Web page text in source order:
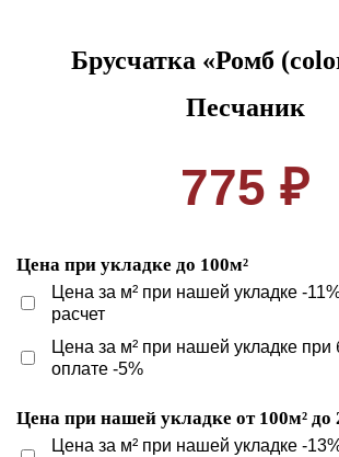
Брусчатка «Ромб
Песчаник
775 ₽
Цена при укладке до 100м²
Цена за м² при нашей укладке -
расчет
Цена за м² при нашей укладке при
оплате -5%
Цена при нашей укладке от 100м² до
Цена за м² при нашей укладке -